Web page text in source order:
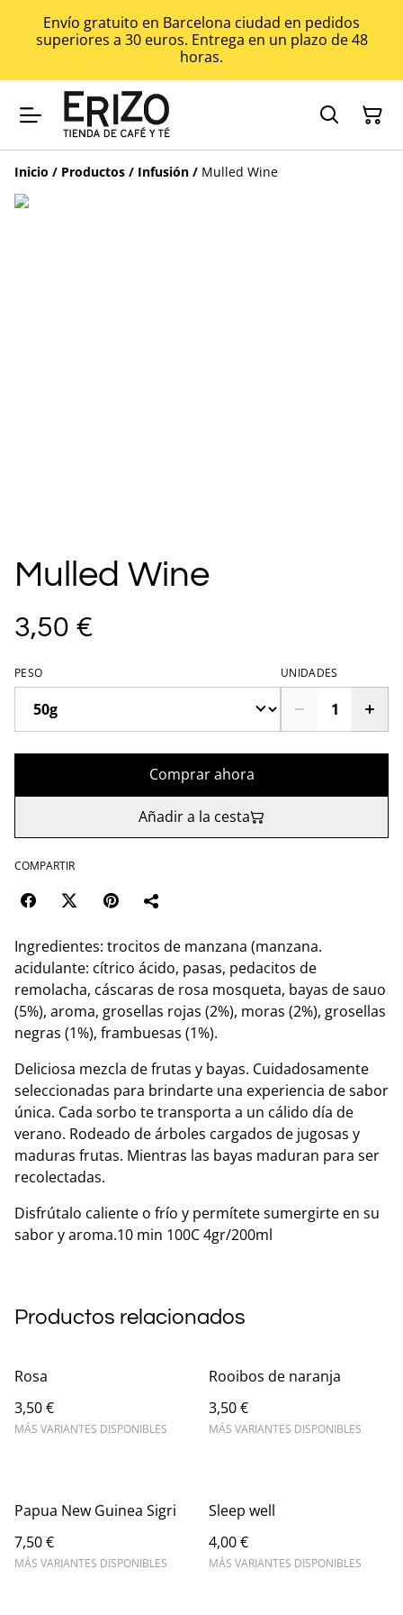
Envío gratuito en Barcelona ciudad en pedidos
superiores a 30 euros. Entrega en un plazo de 48
horas.
Inicio / Productos / Infusión / Mulled Wine
Mulled Wine
3,50 €
PESO UNIDADES
Comprar ahora
Añadir a la cesta
COMPARTIR
Ingredientes: trocitos de manzana (manzana.
acidulante: cítrico ácido, pasas, pedacitos de
remolacha, cáscaras de rosa mosqueta, bayas de sauo
(5%), aroma, grosellas rojas (2%), moras (2%), grosellas
negras (1%), frambuesas (1%).
Deliciosa mezcla de frutas y bayas. Cuidadosamente
seleccionadas para brindarte una experiencia de sabor
única. Cada sorbo te transporta a un cálido día de
verano. Rodeado de árboles cargados de jugosas y
maduras frutas. Mientras las bayas maduran para ser
recolectadas.
Disfrútalo caliente o frío y permítete sumergirte en su
sabor y aroma.10 min 100C 4gr/200ml
Productos relacionados
Rosa
3,50 €
MÁS VARIANTES DISPONIBLES
Rooibos de naranja
3,50 €
MÁS VARIANTES DISPONIBLES
Papua New Guinea Sigri
7,50 €
MÁS VARIANTES DISPONIBLES
Sleep well
4,00 €
MÁS VARIANTES DISPONIBLES